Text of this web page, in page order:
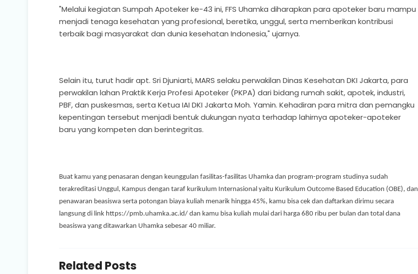
"Melalui kegiatan Sumpah Apoteker ke-43 ini, FFS Uhamka diharapkan para apoteker baru mampu
menjadi tenaga kesehatan yang profesional, beretika, unggul, serta memberikan kontribusi
terbaik bagi masyarakat dan dunia kesehatan Indonesia," ujarnya.
Selain itu, turut hadir apt. Sri Djuniarti, MARS selaku perwakilan Dinas Kesehatan DKI Jakarta, para
perwakilan lahan Praktik Kerja Profesi Apoteker (PKPA) dari bidang rumah sakit, apotek, industri,
PBF, dan puskesmas, serta Ketua IAI DKI Jakarta Moh. Yamin. Kehadiran para mitra dan pemangku
kepentingan tersebut menjadi bentuk dukungan nyata terhadap lahirnya apoteker-apoteker
baru yang kompeten dan berintegritas.
Buat kamu yang penasaran dengan keunggulan fasilitas-fasilitas Uhamka dan program-program studinya sudah
terakreditasi Unggul, Kampus dengan taraf kurikulum Internasional yaitu Kurikulum Outcome Based Education (OBE), dan
penawaran beasiswa serta potongan biaya kuliah menarik hingga 45%, kamu bisa cek dan daftarkan dirimu secara
langsung di link https://pmb.uhamka.ac.id/ dan kamu bisa kuliah mulai dari harga 680 ribu per bulan dan total dana
beasiswa yang ditawarkan Uhamka sebesar 40 miliar.
Related Posts